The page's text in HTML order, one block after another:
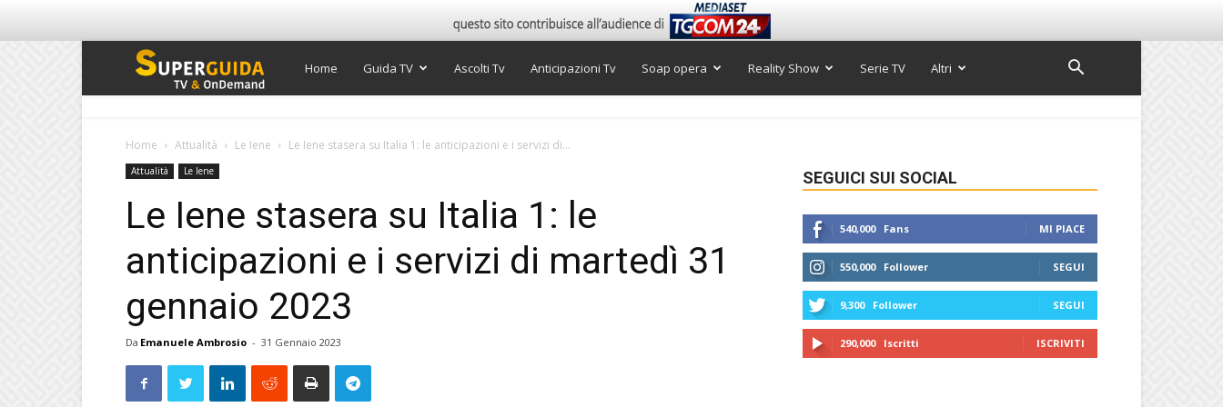
Super
Home Guida TV Ascolti Tv Anticipazioni Tv Soap opera Reality Show Serie TV Altri
Home Attualità Le Iene Le Iene stasera su Italia 1: le anticipazioni e i servizi di...
Attualità Le Iene
Le Iene stasera su Italia 1: le
anticipazioni e i servizi di martedì 31
gennaio 2023
Da Emanuele Ambrosio - 31 Gennaio 2023
SEGUICI SUI SOCIAL
540,000 Fans MI PIACE
550,000 Follower SEGUI
9,300 Follower SEGUI
290,000 Iscritti ISCRIVITI